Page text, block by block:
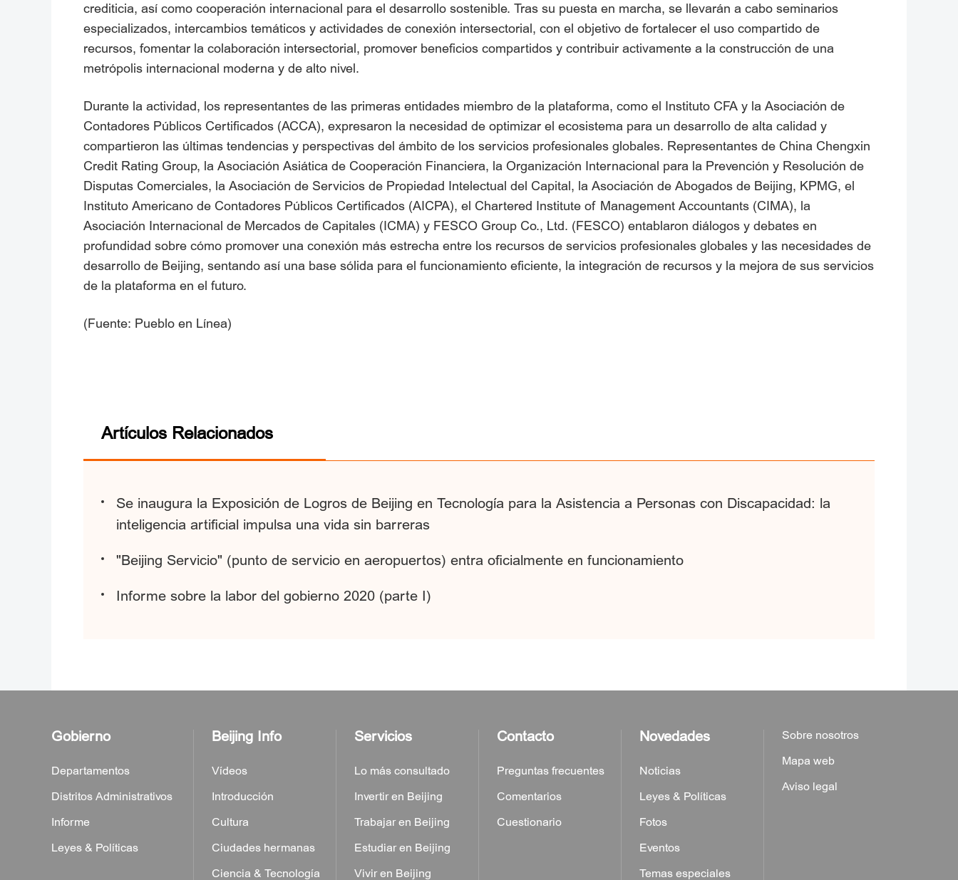
crediticia, así como cooperación internacional para el desarrollo sostenible. Tras su puesta en marcha, se llevarán a cabo seminarios
especializados, intercambios temáticos y actividades de conexión intersectorial, con el objetivo de fortalecer el uso compartido de
recursos, fomentar la colaboración intersectorial, promover beneficios compartidos y contribuir activamente a la construcción de una
metrópolis internacional moderna y de alto nivel.
Durante la actividad, los representantes de las primeras entidades miembro de la plataforma, como el Instituto CFA y la Asociación de
Contadores Públicos Certificados (ACCA), expresaron la necesidad de optimizar el ecosistema para un desarrollo de alta calidad y
compartieron las últimas tendencias y perspectivas del ámbito de los servicios profesionales globales. Representantes de China Chengxin
Credit Rating Group, la Asociación Asiática de Cooperación Financiera, la Organización Internacional para la Prevención y Resolución de
Disputas Comerciales, la Asociación de Servicios de Propiedad Intelectual del Capital, la Asociación de Abogados de Beijing, KPMG, el
Instituto Americano de Contadores Públicos Certificados (AICPA), el Chartered Institute of Management Accountants (CIMA), la
Asociación Internacional de Mercados de Capitales (ICMA) y FESCO Group Co., Ltd. (FESCO) entablaron diálogos y debates en
profundidad sobre cómo promover una conexión más estrecha entre los recursos de servicios profesionales globales y las necesidades de
desarrollo de Beijing, sentando así una base sólida para el funcionamiento eficiente, la integración de recursos y la mejora de sus servicios
de la plataforma en el futuro.
(Fuente: Pueblo en Línea)
Artículos Relacionados
Se inaugura la Exposición de Logros de Beijing en Tecnología para la Asistencia a Personas con Discapacidad: la
inteligencia artificial impulsa una vida sin barreras
"Beijing Servicio" (punto de servicio en aeropuertos) entra oficialmente en funcionamiento
Informe sobre la labor del gobierno 2020 (parte I)
Gobierno
Departamentos
Distritos Administrativos
Informe
Leyes & Políticas
Beijing Info
Vídeos
Introducción
Cultura
Ciudades hermanas
Ciencia & Tecnología
Servicios
Lo más consultado
Invertir en Beijing
Trabajar en Beijing
Estudiar en Beijing
Vivir en Beijing
Contacto
Preguntas frecuentes
Comentarios
Cuestionario
Novedades
Noticias
Leyes & Políticas
Fotos
Eventos
Temas especiales
Sobre nosotros
Mapa web
Aviso legal